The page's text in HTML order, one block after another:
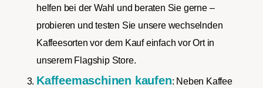
helfen bei der Wahl und beraten Sie gerne –
probieren und testen Sie unsere wechselnden
Kaffeesorten vor dem Kauf einfach vor Ort in
unserem Flagship Store.
Kaffeemaschinen kaufen: Neben Kaffee